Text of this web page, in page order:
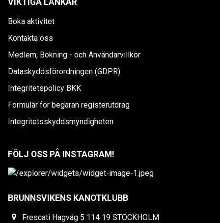
VIKTIGA LÄNKAR
Boka aktivitet
Kontakta oss
Medlem, Bokning - och Användarvillkor
Dataskyddsförordningen (GDPR)
Integritetspolicy BKK
Formulär för begäran registerutdrag
Integritetsskyddsmyndigheten
FÖLJ OSS PÅ INSTAGRAM!
BRUNNSVIKENS KANOTKLUBB
Frescati Hagväg 5 114 19 STOCKHOLM